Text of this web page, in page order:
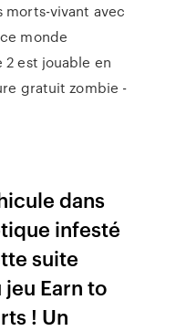
morts-vivant avec
monde
est jouable en
gratuit zombie -
dans
infesté
suite
Earn to
! Un